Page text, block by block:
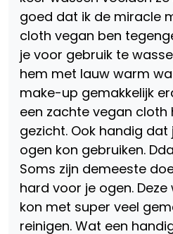
goed dat ik de miracle
cloth vegan ben
je voor gebruik te
hem met lauw warm
make-up gemakkelijk
een zachte vegan
gezicht. Ook handig
ogen kon gebruiken.
Soms zijn demeeste
hard voor je ogen.
kon met super veel
reinigen. Wat een